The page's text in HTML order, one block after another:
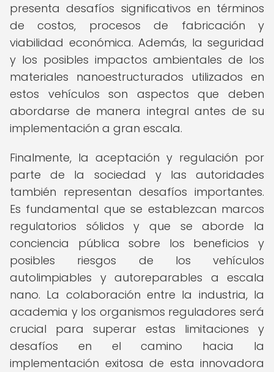
presenta desafíos significativos en términos
de costos, procesos de fabricación y
viabilidad económica. Además, la seguridad
y los posibles impactos ambientales de los
materiales nanoestructurados utilizados en
estos vehículos son aspectos que deben
abordarse de manera integral antes de su
implementación a gran escala.
Finalmente, la aceptación y regulación por
parte de la sociedad y las autoridades
también representan desafíos importantes.
Es fundamental que se establezcan marcos
regulatorios sólidos y que se aborde la
conciencia pública sobre los beneficios y
posibles riesgos de los vehículos
autolimpiables y autoreparables a escala
nano. La colaboración entre la industria, la
academia y los organismos reguladores será
crucial para superar estas limitaciones y
desafíos en el camino hacia la
implementación exitosa de esta innovadora